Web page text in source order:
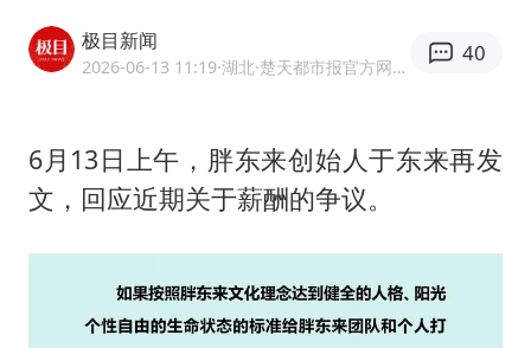
36岁男演员成景区NPC后人气爆棚
几元成本的AI广告导致千万市值蒸发
浙江台州《告全体市民书》
梁家辉百花奖演讲落泪
大V：马科斯把路走绝了
极目新闻
2026-06-13 11:19·湖北 ·楚天都市报官方网易号
40
6月13日上午， 胖东来创始人于东来再发
文，回应近期关于薪酬的争议。